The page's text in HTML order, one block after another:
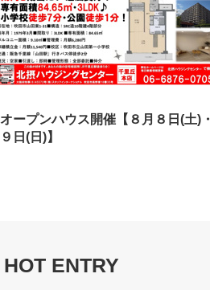
オープンハウス開催【８月８日(土)・
９日(日)】
HOT ENTRY